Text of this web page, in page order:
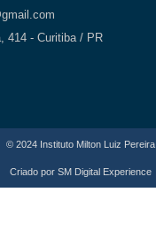
414 - Curitiba / PR
© 2024 Instituto Milton Luiz Pereira
Criado por SM Digital Experience